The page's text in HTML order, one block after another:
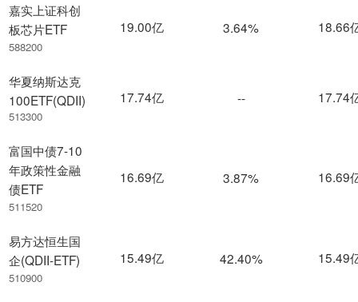
嘉实上证科创
板芯片ETF
588200
华夏纳斯达克
100ETF(QDII)
513300
富国中债7-10
年政策性金融
债ETF
511520
易方达恒生国
企(QDII-ETF)
510900
19.00亿 3.64% 18.66
17.74亿 -- 17.74
16.69亿 3.87% 16.69
15.49亿 42.40% 15.49